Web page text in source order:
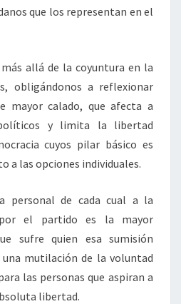
que los representan en el
allá de la coyuntura en la
obligándonos a reflexionar
mayor calado, que afecta a
y limita la libertad
cuyos pilar básico es
a las opciones individuales.
personal de cada cual a la
el partido es la mayor
sufre quien esa sumisión
mutilación de la voluntad
las personas que aspiran a
libertad.